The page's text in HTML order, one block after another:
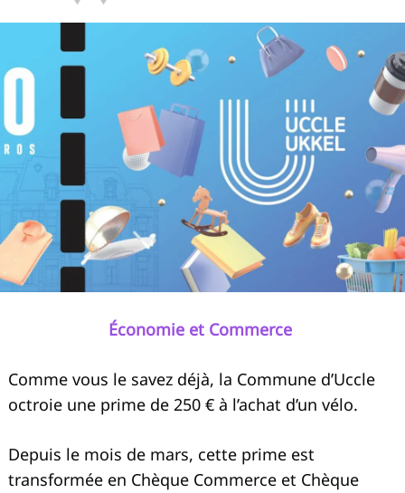
Économie et Commerce
Comme vous le savez déjà, la Commune d’Uccle
octroie une prime de 250 € à l’achat d’un vélo.
Depuis le mois de mars, cette prime est
transformée en Chèque Commerce et Chèque